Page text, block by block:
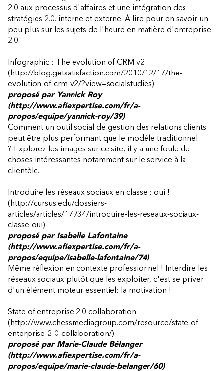
2.0 aux processus d'affaires et une intégration des
stratégies 2.0. interne et externe. À lire pour en savoir un
peu plus sur les sujets de l'heure en matière d'entreprise
2.0.
Infographic : The evolution of CRM v2
(http://blog.getsatisfaction.com/2010/12/17/the-
evolution-of-crm-v2/?view=socialstudies)
proposé par Yannick Roy
(http://www.afiexpertise.com/fr/a-
propos/equipe/yannick-roy/39)
Comment un outil social de gestion des relations clients
peut être plus performant que le modèle traditionnel
? Explorez les images sur ce site, il y a une foule de
choses intéressantes notamment sur le service à la
clientèle.
Introduire les réseaux sociaux en classe : oui !
(http://cursus.edu/dossiers-
articles/articles/17934/introduire-les-reseaux-sociaux-
classe-oui)
proposé par Isabelle Lafontaine
(http://www.afiexpertise.com/fr/a-
propos/equipe/isabelle-lafontaine/74)
Même réflexion en contexte professionnel ! Interdire les
réseaux sociaux plutôt que les exploiter, c'est se priver
d'un élément moteur essentiel: la motivation !
State of entreprise 2.0 collaboration
(http://www.chessmediagroup.com/resource/state-of-
enterprise-2-0-collaboration/)
proposé par Marie-Claude Bélanger
(http://www.afiexpertise.com/fr/a-
propos/equipe/marie-claude-belanger/60)